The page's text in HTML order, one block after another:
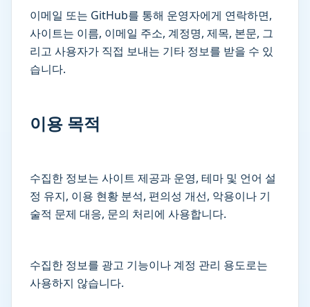
이메일 또는 GitHub를 통해 운영자에게 연락하면,
사이트는 이름, 이메일 주소, 계정명, 제목, 본문, 그
리고 사용자가 직접 보내는 기타 정보를 받을 수 있
습니다.
이용 목적
수집한 정보는 사이트 제공과 운영, 테마 및 언어 설
정 유지, 이용 현황 분석, 편의성 개선, 악용이나 기
술적 문제 대응, 문의 처리에 사용합니다.
수집한 정보를 광고 기능이나 계정 관리 용도로는
사용하지 않습니다.